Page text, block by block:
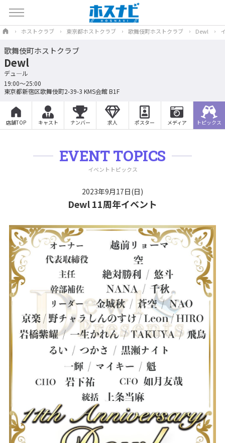
ホストクラブ 東京都ホストクラブ 歌舞伎町ホストクラブ Dewl
歌舞伎町ホストクラブ
Dewl
デュ―ル
19:00～25:00
東京都新宿区歌舞伎町2-39-3 KMS会館 B1F
店舗TOP キャスト ナンバー 求人 ポスター メディア トピックス
EVENT TOPICS
イベントトピックス
2023年9月17日(日)
Dewl 11周年イベント